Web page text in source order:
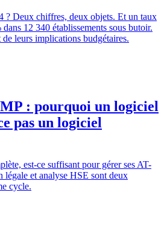
? Deux chiffres, deux objets. Et un taux
12 340 établissements sous butoir.
leurs implications budgétaires.
: pourquoi un logiciel
pas un logiciel
est-ce suffisant pour gérer ses AT-
légale et analyse HSE sont deux
cycle.